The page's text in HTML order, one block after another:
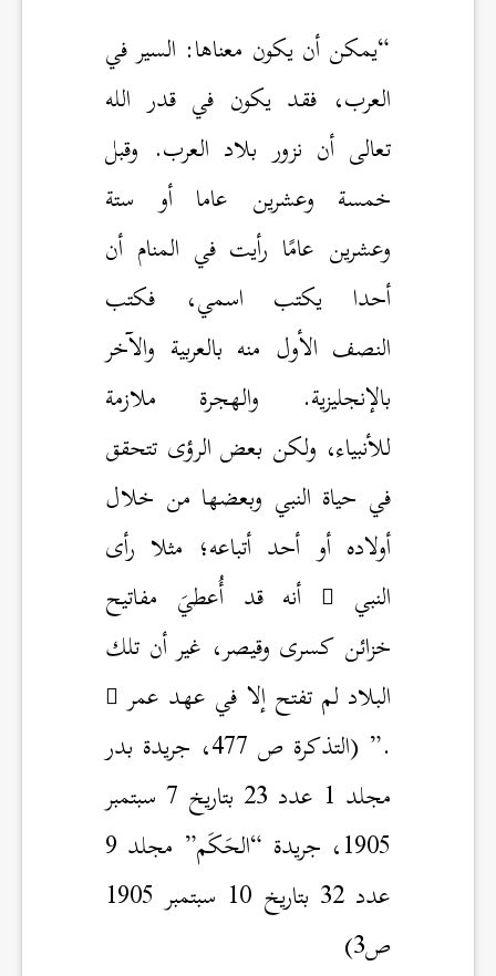
“يمكن أن يكون معناها: السير في
العرب، فقد يكون في قدر الله
تعالى أن نزور بلاد العرب. وقبل
خمسة وعشرين عاما أو ستة
وعشرين عامًا رأيت في المنام أن
أحدا يكتب اسمي، فكتب
النصف الأول منه بالعربية والآخر
بالإنجليزية. والهجرة ملازمة
للأنبياء، ولكن بعض الرؤى تتحقق
في حياة النبي وبعضها من خلال
أولاده أو أحد أتباعه؛ مثلا رأى
النبي
أنه قد أُعطيَ مفاتيح
خزائن كسرى وقيصر، غير أن تلك
البلاد لم تفتح إلا في عهد عمر
.” (التذكرة ص 477، جريدة بدر
مجلد 1 عدد 23 بتاريخ 7 سبتمبر
1905، جريدة “الحَكَم” مجلد 9
عدد 32 بتاريخ 10 سبتمبر 1905
ص3)